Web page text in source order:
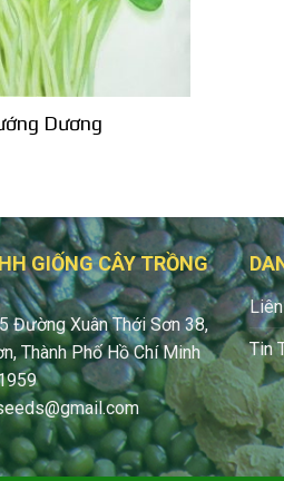
Dương
GIỐNG CÂY TRỒNG
Đường Xuân Thới Sơn 38,
Thành Phố Hồ Chí Minh
Tin